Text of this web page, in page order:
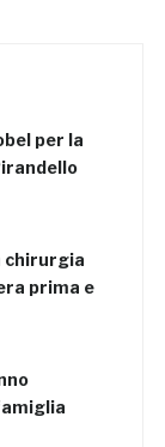
per la
chirurgia
prima e